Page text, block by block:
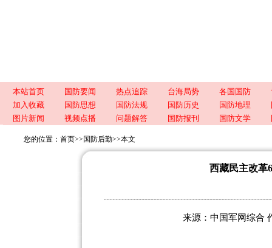
本站首页 国防要闻 热点追踪 台海局势 各国国防
加入收藏
国防思想 国防法规 国防历史 国防地理
图片新闻
视频点播 问题解答 国防报刊 国防文学
您的位置： 首页>> 国防后勤>>本文
西藏民主改革
来源：中国军网综合